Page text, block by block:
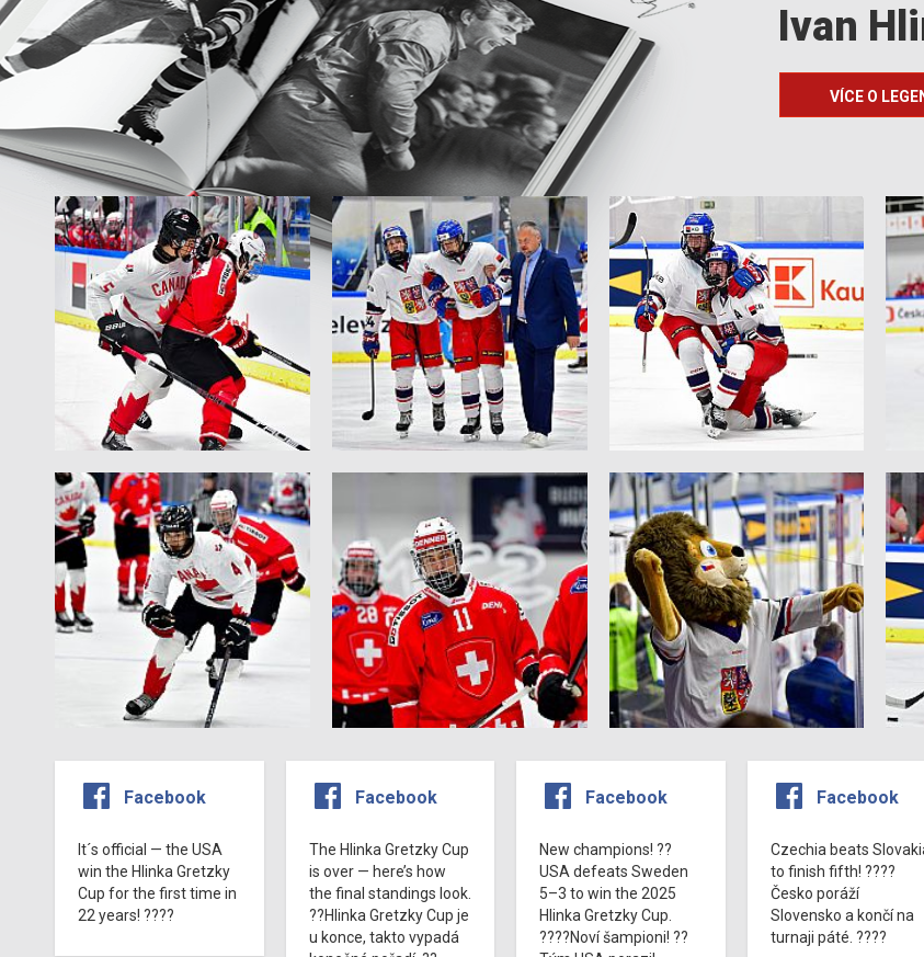
Ivan
VÍCE O
Facebook
It´s official — the USA
win the Hlinka Gretzky
Cup for the first time in
22 years! ????
Facebook
The Hlinka Gretzky Cup
is over — here’s how
the final standings look.
??Hlinka Gretzky Cup je
u konce, takto vypadá
Facebook
New champions! ??
USA defeats Sweden
5–3 to win the 2025
Hlinka Gretzky Cup.
????Noví šampioni! ??
Facebook
Czechia beats
to finish fifth! ????
Česko poráží
Slovensko a končí na
turnaji páté. ????